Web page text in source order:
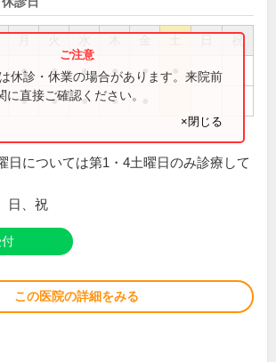
祝
● ● ● ● ●
● ● ● ●
休診・休業の場合があります。来院前
に直接ご確認ください。
×閉じる
日については第1・4土曜日のみ診療して
日、祝
この医院の詳細をみる